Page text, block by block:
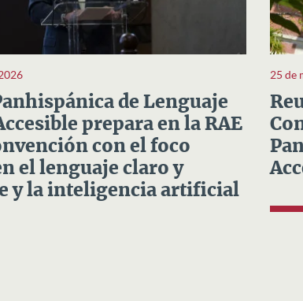
de Lenguaje
prepara en la RAE
con el foco
el lenguaje claro y
y la inteligencia artificial
25 de